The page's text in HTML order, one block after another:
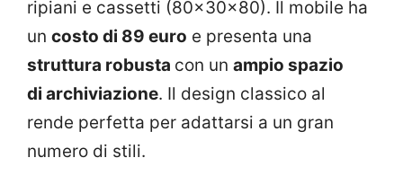
ripiani e cassetti (80x30x80). Il mobile ha
un costo di 89 euro e presenta una
struttura robusta con un ampio spazio
di archiviazione. Il design classico al
rende perfetta per adattarsi a un gran
numero di stili.